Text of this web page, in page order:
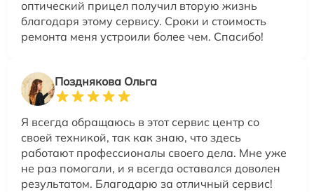
оптический прицел получил вторую жизнь
благодаря этому сервису. Сроки и стоимость
ремонта меня устроили более чем. Спасибо!
Позднякова Ольга
Я всегда обращаюсь в этот сервис центр со
своей техникой, так как знаю, что здесь
работают профессионалы своего дела. Мне уже
не раз помогали, и я всегда оставался доволен
результатом. Благодарю за отличный сервис!